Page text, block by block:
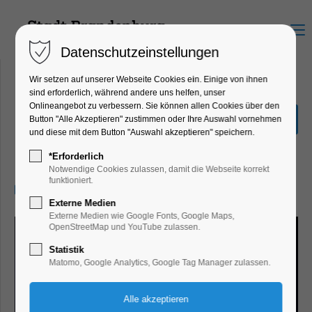
Menu
BRANDENBURG BOUNCE
w/ KOMACASPER
Party, Feiern, Fest
Datenschutzeinstellungen
Wir setzen auf unserer Webseite Cookies ein. Einige von ihnen
sind erforderlich, während andere uns helfen, unser
Onlineangebot zu verbessern. Sie können allen Cookies über den
Button "Alle Akzeptieren" zustimmen oder Ihre Auswahl vornehmen
und diese mit dem Button "Auswahl akzeptieren" speichern.
*Erforderlich
Notwendige Cookies zulassen, damit die Webseite korrekt
funktioniert.
Externe Medien
Externe Medien wie Google Fonts, Google Maps,
OpenStreetMap und YouTube zulassen.
Statistik
Matomo, Google Analytics, Google Tag Manager zulassen.